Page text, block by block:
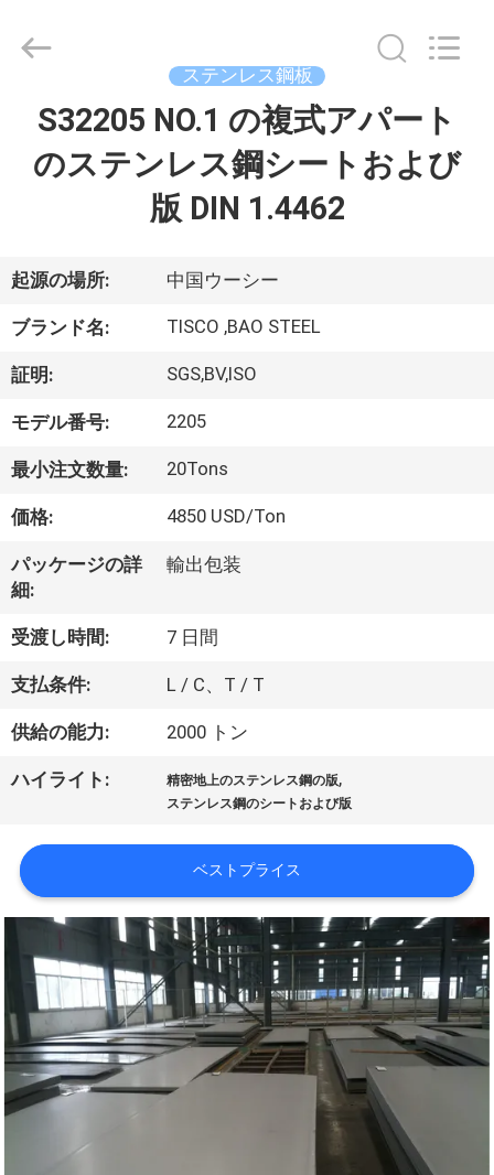
ダ
ク
ト
私
に
つ
い
て
工
場
行
品
管
理
JIANGSU
LIMITED.
Reserved.
ステンレス鋼板
S32205 NO.1 の複式アパート
のステンレス鋼シートおよび
版 DIN 1.4462
起源の場所: 中国ウーシー
ブランド名: TISCO ,BAO STEEL
証明: SGS,BV,ISO
モデル番号: 2205
最小注文数量: 20Tons
価格: 4850 USD/Ton
パッケージの詳
細:
輸出包装
受渡し時間: 7 日間
支払条件: L / C、T / T
供給の能力: 2000 トン
ハイライト: 精密地上のステンレス鋼の版,
ステンレス鋼のシートおよび版
ベストプライス